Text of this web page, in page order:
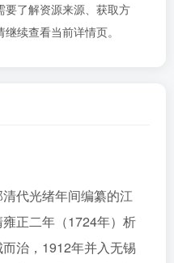
要了解资源来源、获取方
续查看当前详情页。
清代光绪年间编纂的江
正二年（1724年）析
治，1912年并入无锡